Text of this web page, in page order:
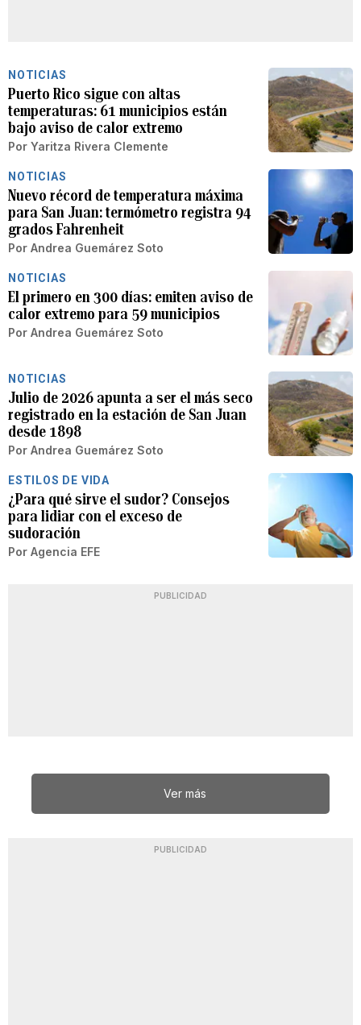
NOTICIAS
Puerto Rico sigue con altas
temperaturas: 61 municipios están
bajo aviso de calor extremo
Por Yaritza Rivera Clemente
NOTICIAS
Nuevo récord de temperatura máxima
para San Juan: termómetro registra 94
grados Fahrenheit
Por Andrea Guemárez Soto
NOTICIAS
El primero en 300 días: emiten aviso de
calor extremo para 59 municipios
Por Andrea Guemárez Soto
NOTICIAS
Julio de 2026 apunta a ser el más seco
registrado en la estación de San Juan
desde 1898
Por Andrea Guemárez Soto
ESTILOS DE VIDA
¿Para qué sirve el sudor? Consejos
para lidiar con el exceso de
sudoración
Por Agencia EFE
PUBLICIDAD
Ver más
PUBLICIDAD